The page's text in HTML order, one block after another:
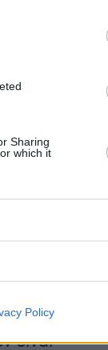
Sharing
which it
Policy
αυτός
Ευρωπαίοι
σχέσεις
να
στη
να έχει μια
, τα
είναι